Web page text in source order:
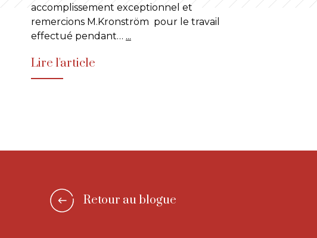
accomplissement exceptionnel et
remercions M.Kronström pour le travail
effectué pendant… ...
Lire l'article
Retour au blogue